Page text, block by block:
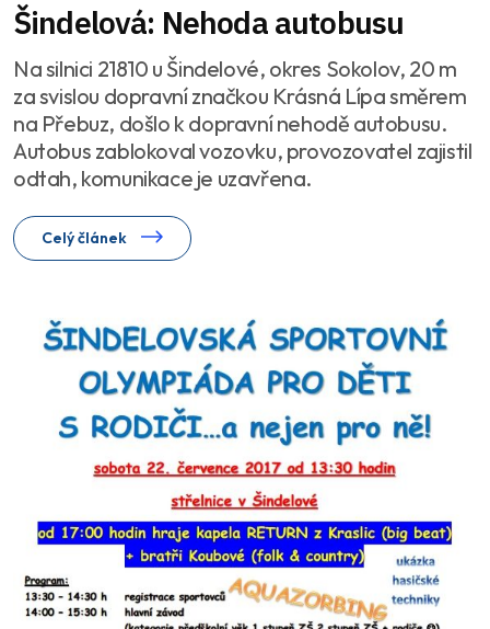
Šindelová: Nehoda autobusu
Na silnici 21810 u Šindelové, okres Sokolov, 20 m
za svislou dopravní značkou Krásná Lípa směrem
na Přebuz, došlo k dopravní nehodě autobusu.
Autobus zablokoval vozovku, provozovatel zajistil
odtah, komunikace je uzavřena.
Celý článek